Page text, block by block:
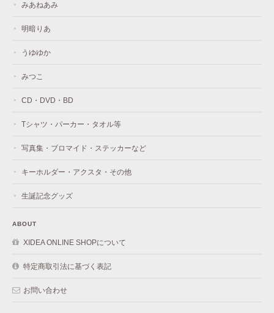
みあねあみ
明暗りあ
うゆゆか
みつこ
CD・DVD・BD
Tシャツ・パーカー・タオル等
写真集・ブロマイド・ステッカーなど
キーホルダー・アクスタ・その他
生誕記念グッズ
ABOUT
XIDEA ONLINE SHOPについて
特定商取引法に基づく表記
お問い合わせ